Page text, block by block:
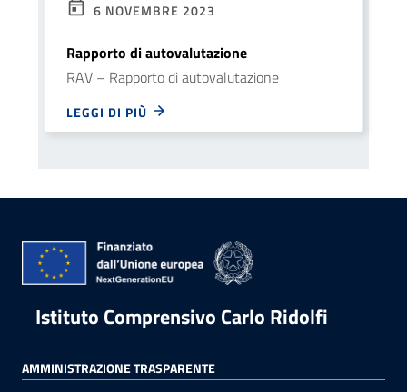
6 NOVEMBRE 2023
Rapporto di autovalutazione
RAV – Rapporto di autovalutazione
LEGGI DI PIÙ
Istituto Comprensivo Carlo Ridolfi
AMMINISTRAZIONE TRASPARENTE